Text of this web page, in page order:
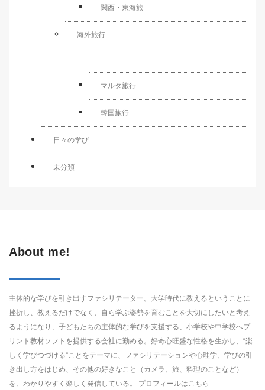
関西・東海旅
海外旅行
マルタ旅行
韓国旅行
日々の学び
未分類
About me!
主体的な学びを引き出すファシリテーター。大学時代に教えるということに
挫折し、教えるだけでなく、自ら学ぶ姿勢を育むことを大切にしたいと考え
るようになり、子どもたちの主体的な学びを支援する、小学校や中学校へプ
リント教材ソフトを提供する会社に勤める。好奇心旺盛な性格を生かし、“楽
しく学びつづける“ことをテーマに、ファシリテーションや心理学、学びの引
き出し方をはじめ、その他の好きなこと（カメラ、旅、料理のことなど）
を、わかりやすく楽しく発信している。 プロフィールはこちら